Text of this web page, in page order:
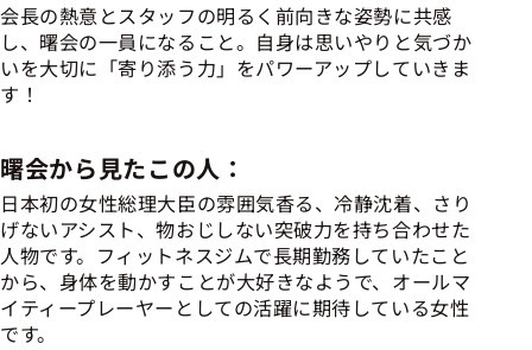
会長の熱意とスタッフの明るく前向きな姿勢に共感
し、曙会の一員になること。自身は思いやりと気づか
いを大切に「寄り添う力」をパワーアップしていきま
す！
曙会から見たこの人：
日本初の女性総理大臣の雰囲気香る、冷静沈着、さり
げないアシスト、物おじしない突破力を持ち合わせた
人物です。フィットネスジムで長期勤務していたこと
から、身体を動かすことが大好きなようで、オールマ
イティープレーヤーとしての活躍に期待している女性
です。